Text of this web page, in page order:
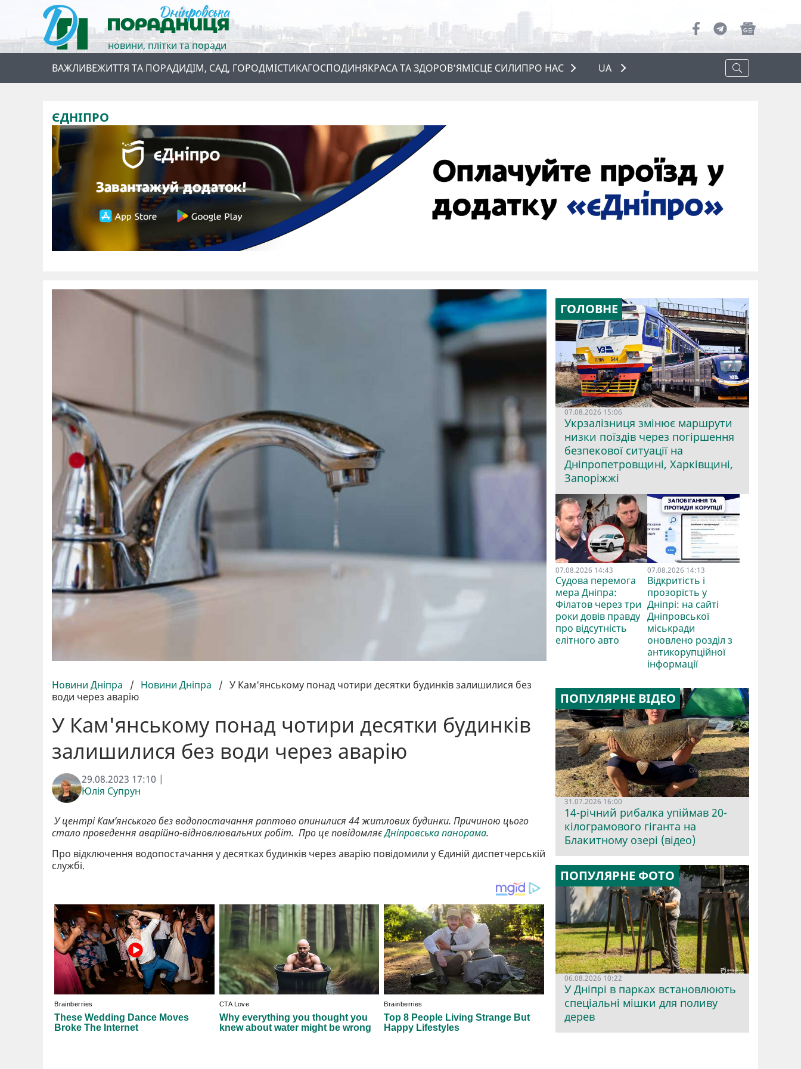
новини, плітки та поради
ВАЖЛИВЕЖИТТЯ ТА ПОРАДИДІМ, САД, ГОРОДМІСТИКАГОСПОДИНЯКРАСА ТА ЗДОРОВ’ЯМІСЦЕ СИЛИПРО НАС
UA
ЄДНІПРО
Новини Дніпра / Новини Дніпра / У Кам'янському понад чотири десятки будинків залишилися без
води через аварію
У Кам'янському понад чотири десятки будинків
залишилися без води через аварію
29.08.2023 17:10 |
Юлія Супрун
У центрі Кам’янського без водопостачання раптово опинилися 44 житлових будинки. Причиною цього
стало проведення аварійно-відновлювальних робіт. Про це повідомляєДніпровська панорама.
Про відключення водопостачання у десятках будинків через аварію повідомили у Єдиній диспетчерській
службі.
ГОЛОВНЕ
07.08.2026 15:06
Укрзалізниця змінює маршрути
низки поїздів через погіршення
безпекової ситуації на
Дніпропетровщині, Харківщині,
Запоріжжі
07.08.2026 14:43
Судова перемога
мера Дніпра:
Філатов через три
роки довів правду
про відсутність
елітного авто
07.08.2026 14:13
Відкритість і
прозорість у
Дніпрі: на сайті
Дніпровської
міськради
оновлено розділ з
антикорупційної
інформації
ПОПУЛЯРНЕ ВІДЕО
31.07.2026 16:00
14-річний рибалка упіймав 20-
кілограмового гіганта на
Блакитному озері (відео)
ПОПУЛЯРНЕ ФОТО
06.08.2026 10:22
У Дніпрі в парках встановлюють
спеціальні мішки для поливу
дерев